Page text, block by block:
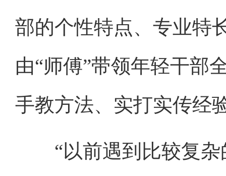
部的个性特点、专业特
由“师傅”带领年轻干部
手教方法、实打实传经
“以前遇到比较复杂